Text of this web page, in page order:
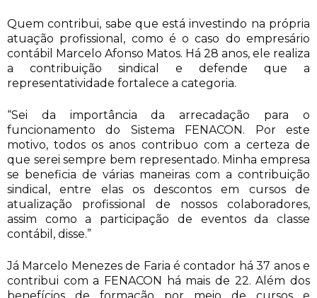
Quem contribui, sabe que está investindo na própria
atuação profissional, como é o caso do empresário
contábil Marcelo Afonso Matos. Há 28 anos, ele realiza
a contribuição sindical e defende que a
representatividade fortalece a categoria.
“Sei da importância da arrecadação para o
funcionamento do Sistema FENACON. Por este
motivo, todos os anos contribuo com a certeza de
que serei sempre bem representado. Minha empresa
se beneficia de várias maneiras com a contribuição
sindical, entre elas os descontos em cursos de
atualização profissional de nossos colaboradores,
assim como a participação de eventos da classe
contábil, disse.”
Já Marcelo Menezes de Faria é contador há 37 anos e
contribui com a FENACON há mais de 22. Além dos